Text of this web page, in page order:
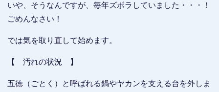
いや、そうなんですが、毎年ズボラしていました・・・！
ごめんなさい！
では気を取り直して始めます。
【 汚れの状況 】
五徳（ごとく）と呼ばれる鍋やヤカンを支える台を外しま